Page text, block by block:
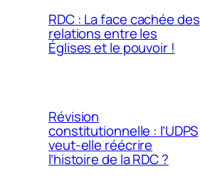
RDC : La face cachée des
relations entre les
Églises et le pouvoir !
Révision
constitutionnelle : l’UDPS
veut-elle réécrire
l’histoire de la RDC ?